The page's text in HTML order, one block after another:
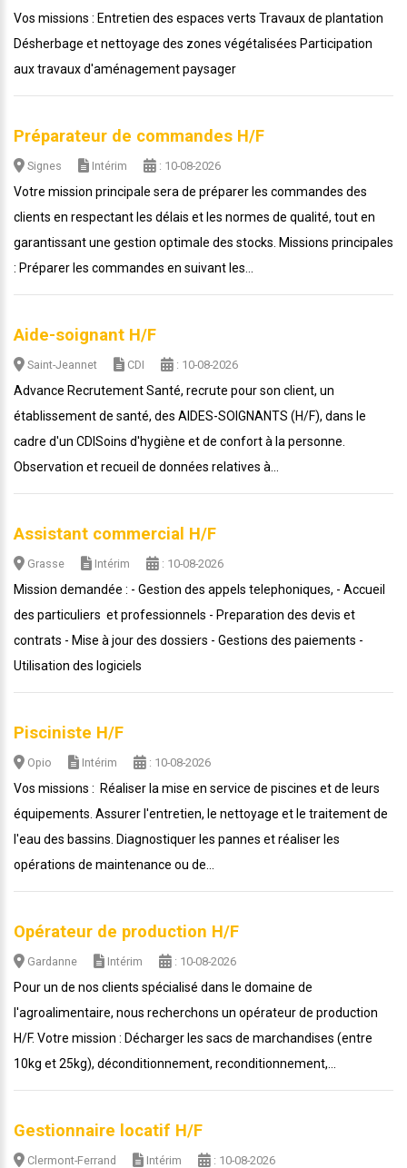
Vos missions : Entretien des espaces verts Travaux de plantation
Désherbage et nettoyage des zones végétalisées Participation
aux travaux d'aménagement paysager
Préparateur de commandes H/F
Signes Intérim : 10-08-2026
Votre mission principale sera de préparer les commandes des
clients en respectant les délais et les normes de qualité, tout en
garantissant une gestion optimale des stocks. Missions principales
: Préparer les commandes en suivant les...
Aide-soignant H/F
Saint-Jeannet CDI : 10-08-2026
Advance Recrutement Santé, recrute pour son client, un
établissement de santé, des AIDES-SOIGNANTS (H/F), dans le
cadre d'un CDI ​​​Soins d'hygiène et de confort à la personne.
Observation et recueil de données relatives à...
Assistant commercial H/F
Grasse Intérim : 10-08-2026
Mission demandée : - Gestion des appels telephoniques, - Accueil
des particuliers et professionnels - Preparation des devis et
contrats - Mise à jour des dossiers - Gestions des paiements -
Utilisation des logiciels
Pisciniste H/F
Opio Intérim : 10-08-2026
Vos missions : Réaliser la mise en service de piscines et de leurs
équipements. Assurer l'entretien, le nettoyage et le traitement de
l'eau des bassins. Diagnostiquer les pannes et réaliser les
opérations de maintenance ou de...
Opérateur de production H/F
Gardanne Intérim : 10-08-2026
Pour un de nos clients spécialisé dans le domaine de
l'agroalimentaire, nous recherchons un opérateur de production
H/F. Votre mission : Décharger les sacs de marchandises (entre
10kg et 25kg), déconditionnement, reconditionnement,...
Gestionnaire locatif H/F
Clermont-Ferrand Intérim : 10-08-2026